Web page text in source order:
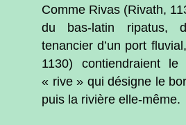
Comme Rivas (Rivath,
du bas-latin ripatus,
tenancier d’un port
1130) contiendraient
« rive » qui désigne le
puis la rivière elle-même.